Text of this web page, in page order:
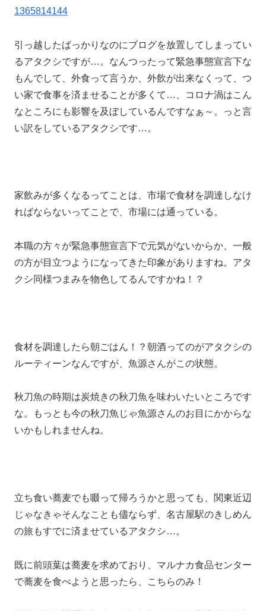
1365814144
引っ越したばっかりなのにブログを放置してしまってい
るアタクシですが…。なんつったって緊急事態宣言下な
もんでして、外食って言うか、外飲が出来なくって、つ
い家で食事を済ませることが多くて…、コロナ渦はこん
なところにも影響を及ぼしているんですなぁ～。っと言
い訳をしているアタクシです…。
家飲みが多くなるってことは、市場で食材を調達しなけ
ればならないってことで、市場には通っている。
本職の方々が緊急事態宣言下で元気がないからか、一般
の方が目立つようになってきた印象がありますね。アタ
クシ同様つまみを物色してるんですかね！？
食材を調達したら朝ごはん！？朝酒ってのがアタクシの
ルーティーンなんですが、魚源さんがこの状態。
秋刀魚の時期は炭焼きの秋刀魚を味わいたいところです
な。もっとも今の秋刀魚じゃ魚源さんのお目にかからな
いかもしれませんね。
立ち食い蕎麦でも啜って帰ろうかと思っても、関東近辺
じゃなきゃそんなことも儘ならず、名古屋駅のきしめん
の旅もすでに済ませているアタクシ…。
既に前頭葉は蕎麦を求めており、マルナカ食品センター
で蕎麦を食べようと思ったら、こちらのみ！